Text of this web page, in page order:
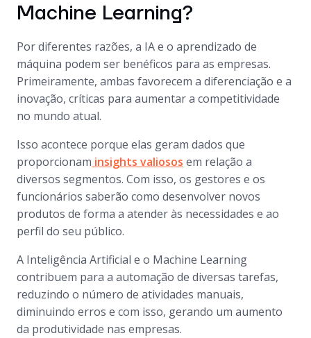
Machine Learning?
Por diferentes razões, a IA e o aprendizado de
máquina podem ser benéficos para as empresas.
Primeiramente, ambas favorecem a diferenciação e a
inovação, críticas para aumentar a competitividade
no mundo atual.
Isso acontece porque elas geram dados que
proporcionam insights valiosos em relação a
diversos segmentos. Com isso, os gestores e os
funcionários saberão como desenvolver novos
produtos de forma a atender às necessidades e ao
perfil do seu público.
A Inteligência Artificial e o Machine Learning
contribuem para a automação de diversas tarefas,
reduzindo o número de atividades manuais,
diminuindo erros e com isso, gerando um aumento
da produtividade nas empresas.